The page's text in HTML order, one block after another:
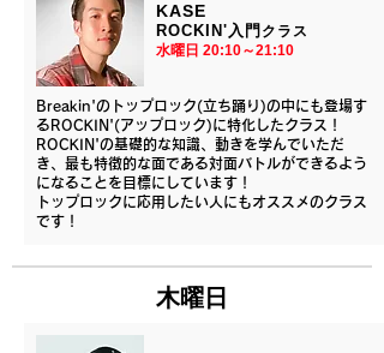
KASE
​ROCKIN'入門 クラス
​水曜日 20:10～21:10
Breakin'のトップロック(立ち踊り)の中にも登場す
るROCKIN'(アップロック)に特化したクラス！
ROCKIN'の基礎的な知識、動きを学んでいただ
き、最も特徴的な面である対面バトルができるよう
になることを目標にしています！
トップロックに応用したい人にもオススメのクラス
です！
木曜日